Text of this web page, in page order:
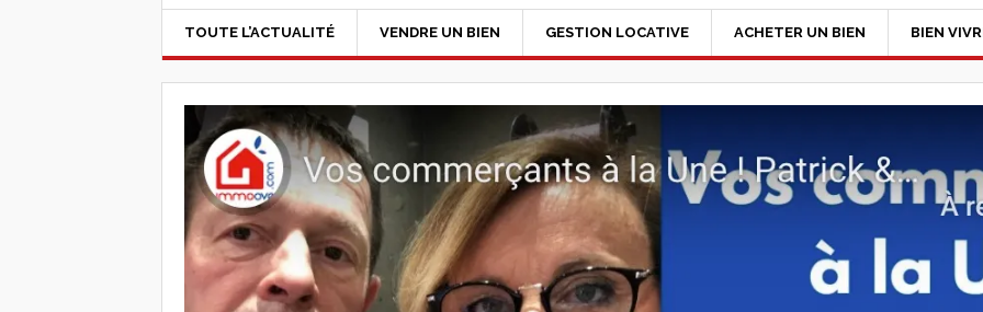
TOUTE L’ACTUALITÉ VENDRE UN BIEN GESTION LOCATIVE ACHETER UN BIEN BIEN